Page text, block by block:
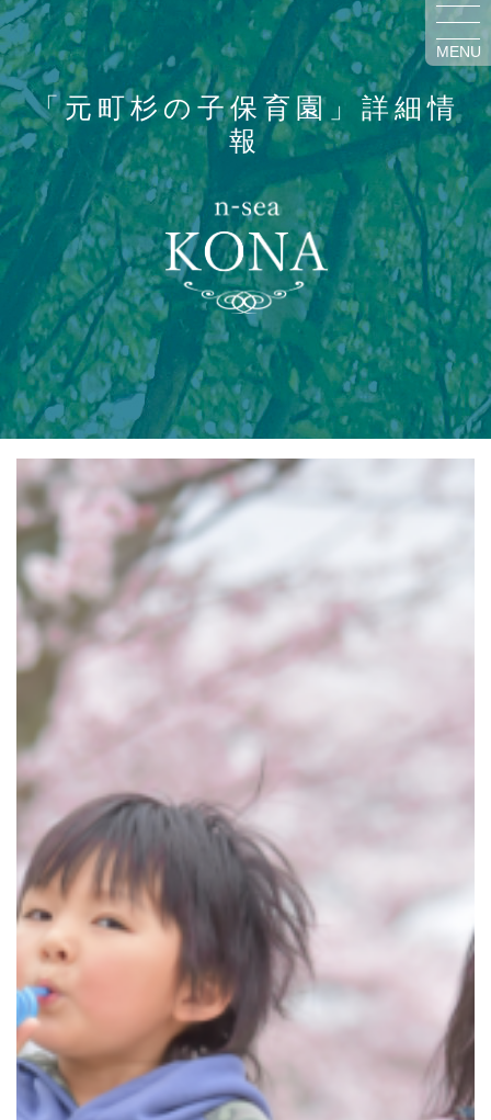
MENU
「元町杉の子保育園」詳細情
報